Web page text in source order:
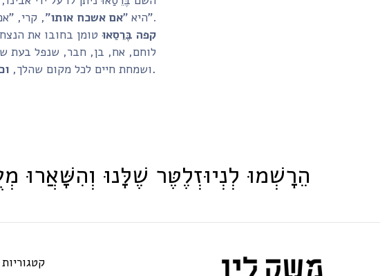
היא "אם אשכח אותו"
, קרי, "אם אשכח את אחי הגדול, תמיד אזכור אותו כשאתבונן בבן שלי אברהם".
קפה בֶּרֵסַאוּ טומן בחובו את
לוחם, אח, בן, חבר, שנפל בעת
ושמחת חיים לכל מקום שהלך,וכך נזכור אותו תמיד.
הֵרָשְׁמוּ לְנְיוּזְלֶטֶּר שֶׁלָּנוּ וְהִשָּׁאֲרוּ
קטגוריות